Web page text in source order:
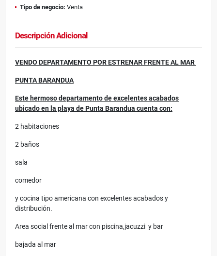
Tipo de negocio: Venta
Descripción Adicional
VENDO DEPARTAMENTO POR ESTRENAR FRENTE AL MAR
PUNTA BARANDUA
Este hermoso departamento de excelentes acabados
ubicado en la playa de Punta Barandua cuenta con:
2 habitaciones
2 baños
sala
comedor
y cocina tipo americana con excelentes acabados y
distribución.
Area social frente al mar con piscina,jacuzzi y bar
bajada al mar